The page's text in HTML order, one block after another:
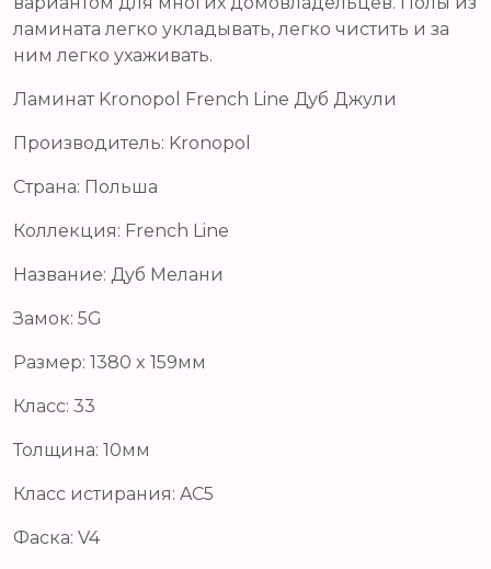
ламината легко укладывать, легко чистить и за
ним легко ухаживать.
Ламинат Kronopol French Line Дуб Джули
Производитель: Kronopol
Страна: Польша
Коллекция: French Line
Название: Дуб Мелани
Замок: 5G
Размер: 1380 x 159мм
Класс: 33
Толщина: 10мм
Класс истирания: AC5
Фаска: V4